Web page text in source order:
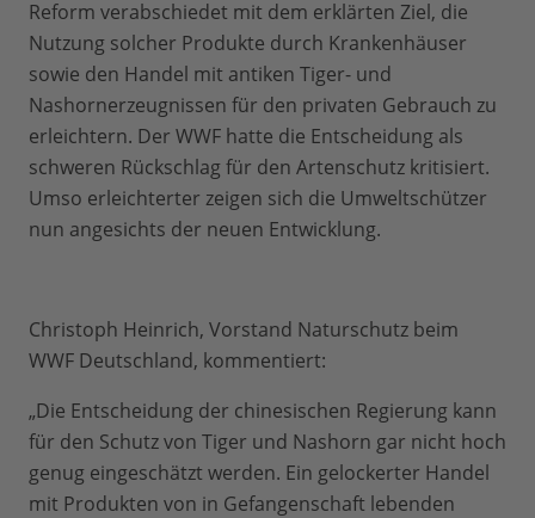
Reform verabschiedet mit dem erklärten Ziel, die
Nutzung solcher Produkte durch Krankenhäuser
sowie den Handel mit antiken Tiger- und
Nashornerzeugnissen für den privaten Gebrauch zu
erleichtern. Der WWF hatte die Entscheidung als
schweren Rückschlag für den Artenschutz kritisiert.
Umso erleichterter zeigen sich die Umweltschützer
nun angesichts der neuen Entwicklung.
Christoph Heinrich, Vorstand Naturschutz beim
WWF Deutschland, kommentiert:
„Die Entscheidung der chinesischen Regierung kann
für den Schutz von Tiger und Nashorn gar nicht hoch
genug eingeschätzt werden. Ein gelockerter Handel
mit Produkten von in Gefangenschaft lebenden